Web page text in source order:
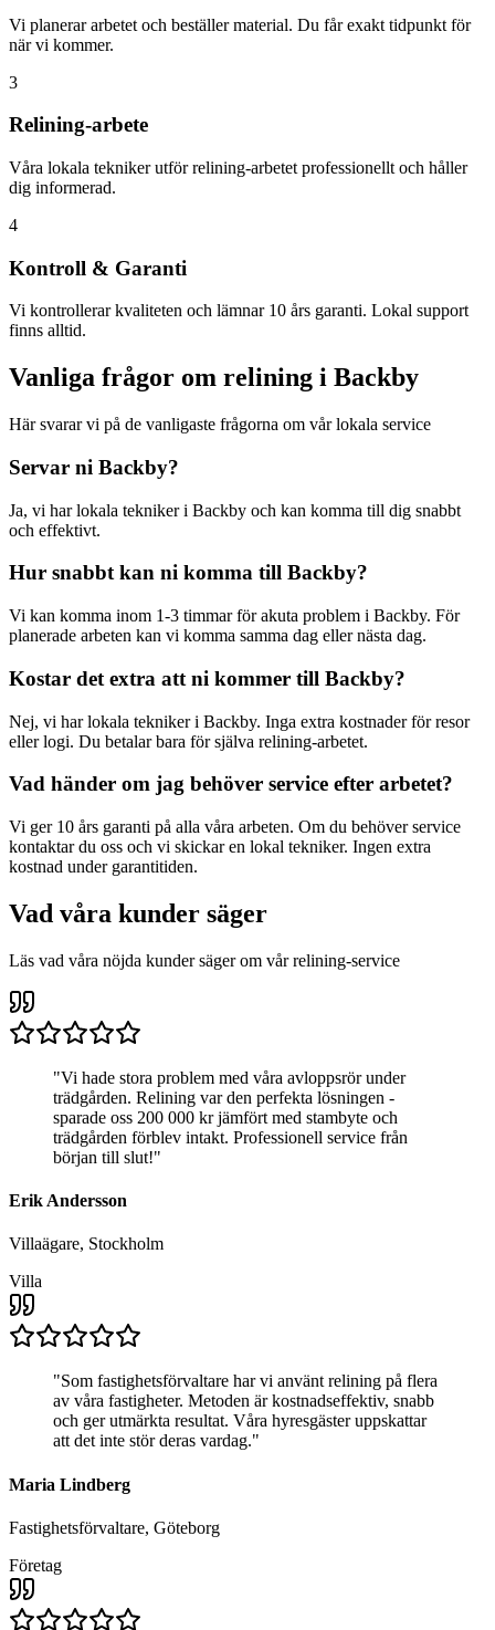
Vi planerar arbetet och beställer material. Du får exakt tidpunkt för
när vi kommer.
3
Relining-arbete
Våra lokala tekniker utför relining-arbetet professionellt och håller
dig informerad.
4
Kontroll & Garanti
Vi kontrollerar kvaliteten och lämnar 10 års garanti. Lokal support
finns alltid.
Vanliga frågor om relining i Backby
Här svarar vi på de vanligaste frågorna om vår lokala service
Servar ni Backby?
Ja, vi har lokala tekniker i Backby och kan komma till dig snabbt
och effektivt.
Hur snabbt kan ni komma till Backby?
Vi kan komma inom 1-3 timmar för akuta problem i Backby. För
planerade arbeten kan vi komma samma dag eller nästa dag.
Kostar det extra att ni kommer till Backby?
Nej, vi har lokala tekniker i Backby. Inga extra kostnader för resor
eller logi. Du betalar bara för själva relining-arbetet.
Vad händer om jag behöver service efter arbetet?
Vi ger 10 års garanti på alla våra arbeten. Om du behöver service
kontaktar du oss och vi skickar en lokal tekniker. Ingen extra
kostnad under garantitiden.
Vad våra kunder säger
Läs vad våra nöjda kunder säger om vår relining-service
"Vi hade stora problem med våra avloppsrör under
trädgården. Relining var den perfekta lösningen -
sparade oss 200 000 kr jämfört med stambyte och
trädgården förblev intakt. Professionell service från
början till slut!"
Erik Andersson
Villaägare, Stockholm
Villa
"Som fastighetsförvaltare har vi använt relining på flera
av våra fastigheter. Metoden är kostnadseffektiv, snabb
och ger utmärkta resultat. Våra hyresgäster uppskattar
att det inte stör deras vardag."
Maria Lindberg
Fastighetsförvaltare, Göteborg
Företag